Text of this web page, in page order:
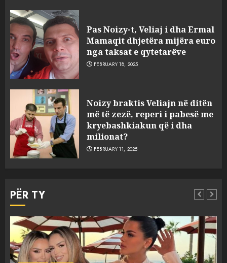
Pas Noizy-t, Veliaj i dha Ermal
Mamaqit dhjetëra mijëra euro
nga taksat e qytetarëve
FEBRUARY 18, 2025
Noizy braktis Veliajn në ditën
më të zezë, reperi i pabesë me
kryebashkiakun që i dha
milionat?
FEBRUARY 11, 2025
PËR TY
Aktualitet Slider
3
sulmuan “One Albania”,
ngjarja u fsheh. A u vodhën
serverat?
MARCH 25, 2025
4 MARCH 25, 2025
“Ai që drejtonte makinën më